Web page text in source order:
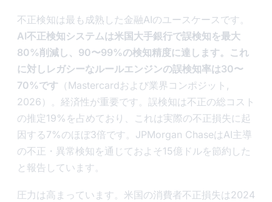
不正検知は最も成熟した金融AIのユースケースです。
AI不正検知システムは米国大手銀行で誤検知を最大
80%削減し、90〜99%の検知精度に達します。これ
に対しレガシーなルールエンジンの誤検知率は30〜
70%です （Mastercardおよび業界コンポジット,
2026）。経済性が重要です。誤検知は不正の総コスト
の推定19%を占めており、これは実際の不正損失に起
因する7%のほぼ3倍です。JPMorgan ChaseはAI主導
の不正・異常検知を通じておよそ15億ドルを節約した
と報告しています。
圧力は高まっています。米国の消費者不正損失は2024